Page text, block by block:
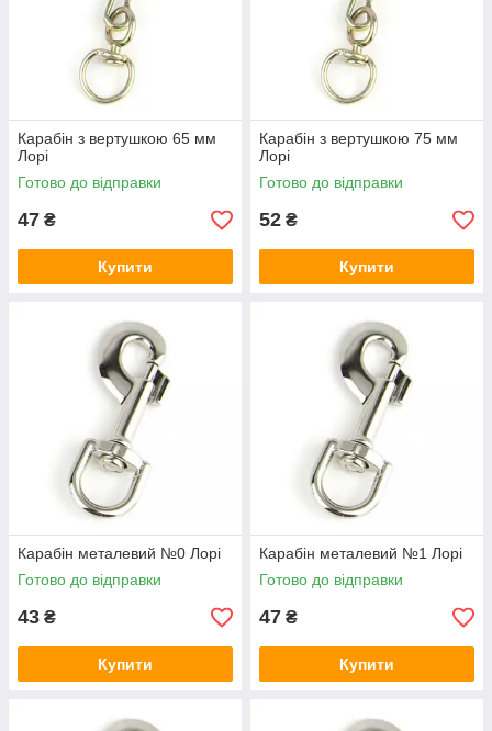
Карабін з вертушкою 65 мм
Лорі
Готово до відправки
47 ₴
Купити
Карабін з вертушкою 75 мм
Лорі
Готово до відправки
52 ₴
Купити
Карабін металевий №0 Лорі
Готово до відправки
43 ₴
Купити
Карабін металевий №1 Лорі
Готово до відправки
47 ₴
Купити